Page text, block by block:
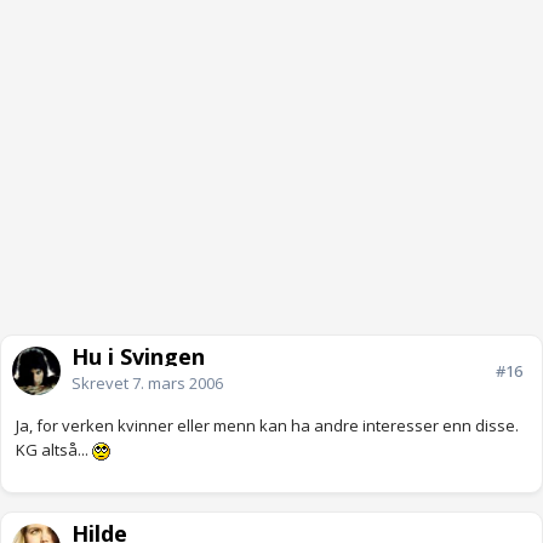
Hu i Svingen
Skrevet7. mars 2006
#16
Ja, for verken kvinner eller menn kan ha andre interesser enn disse.
KG altså...
Hilde